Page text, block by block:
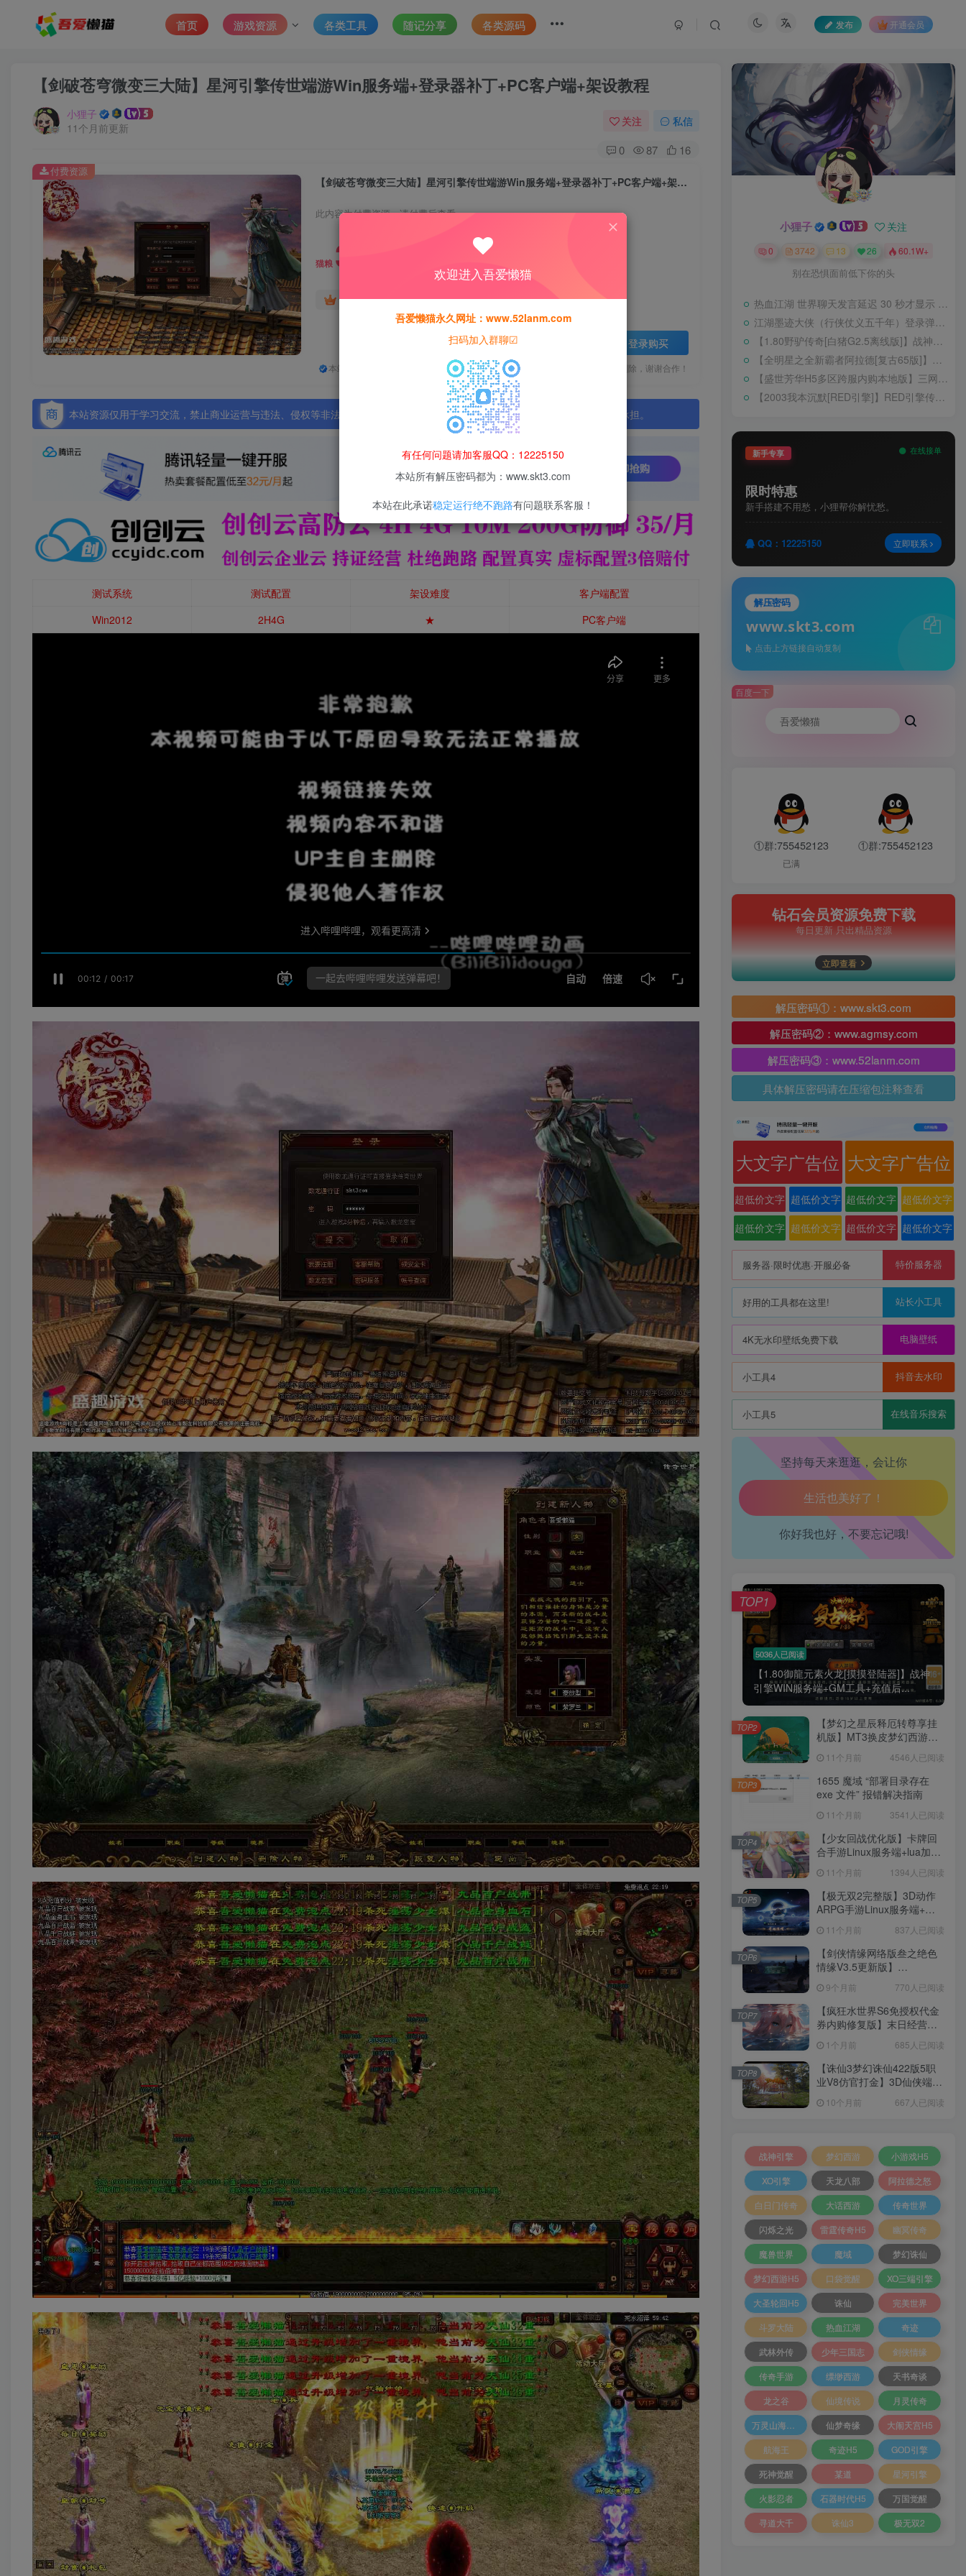
首页 游戏资源 各类工具 随记分享 各类源码 发布 开通会员
【剑破苍穹微变三大陆】星河引擎传世端游Win服务端+登录器补丁+PC客户端+架设教程
小狸子
11个月前更新
关注 私信
0 87 16
【剑破苍穹微变三大陆】星河引擎传世端游Win服务端+登录器补丁+PC客户端+架设教程
此内容为付费资源，请付费后查看
猫粮 30
黄金会员猫粮15 钻石会员免费
登录购买
本站所有资源均为网络收集整理而来，仅供学习研究使用，请在下载后24h内删除，谢谢合作！
付费资源
本站资源仅用于学习交流，禁止商业运营与违法、侵权等非法行为；资源下载后请于 24 小时内删除，违规后果由使用者自行承担。
测试系统 测试配置 架设难度
客户端配置
Win2012
2H4G ★ PC客户端
小狸子 关注
0 3742 13 26 60.1W+
别在恐惧面前低下你的头
热血江湖 世界聊天发言延迟 30 秒才显示 BUG 修复教程
江湖墨迹大侠（行侠仗义五千年）登录弹出 WELCOME 提示无法进游戏修复教程
【1.80野驴传奇[白猪G2.5离线版]】战神引擎WIN服务端+GM工具+充值后台+安卓+架设教程
【全明星之全新霸者阿拉德[复古65版]】横版闯关手游Linux服务端+配套表+WEB管理后台+GM授权后台+双端+架设教程
【盛世芳华H5多区跨服内购本地版】三网H5宫斗养成游戏Linux手工服务端+CDK授权后台+安卓+架设教程
【2003我本沉默[RED引擎]】RED引擎传奇手游WIN服务端+GM工具+安卓+架设教程
新手专享 在线接单
限时特惠
新手搭建不用愁，小狸帮你解忧愁。
QQ：12225150 立即联系
解压密码
www.skt3.com
点击上方链接自动复制
百度一下
①群:755452123
已满
①群:755452123
钻石会员资源免费下载
每日更新 只出精品资源
立即查看
解压密码①：www.skt3.com
解压密码②：www.agmsy.com
解压密码③：www.52lanm.com
具体解压密码请在压缩包注释查看
大文字广告位 大文字广告位
超低价文字
广告位
超低价文字
广告位
超低价文字
广告位
超低价文字
广告位
超低价文字
广告位
超低价文字
广告位
超低价文字
广告位
超低价文字
广告位
服务器·限时优惠·开服必备 特价服务器
好用的工具都在这里! 站长小工具
4K无水印壁纸免费下载 电脑壁纸
小工具4 抖音去水印
小工具5 在线音乐搜索
坚持每天来逛逛，会让你
生活也美好了！
心情也舒畅了！
走路也有劲了！
腿也不痛了！
腰也不酸了！
工作也轻松了！
你好我也好，不要忘记哦!
5036人已阅读
【1.80御龍元素火龙[摸摸登陆器]】战神
引擎WIN服务端+GM工具+充值后...
TOP1
【梦幻之星辰释厄转尊享挂
机版】MT3换皮梦幻西游
+源码+架设教程
11个月前 4546人已阅读
TOP2
1655 魔域 “部署目录存在
exe 文件” 报错解决指南
11个月前 3541人已阅读
TOP3
【少女回战优化版】卡牌回
合手游Linux服务端+lua加解
权后台+安卓+架设教程
11个月前 1394人已阅读
TOP4
【极无双2完整版】3D动作
ARPG手游Linux服务端+全
+加解密工具+GM授权后台
+安卓+架设教程
11个月前 837人已阅读
TOP5
【剑侠情缘网络版叁之绝色
情缘V3.5更新版】
端+GM指令+PC客户端+架设
教程
9个月前 770人已阅读
TOP6
【疯狂水世界S6免授权代金
券内购修复版】末日经营生
工具+管理后台+CDK授权后
台+安卓+架设教程
1个月前 685人已阅读
TOP7
【诛仙3梦幻诛仙422版5职
业V8仿官打金】3D仙侠端游
工具+PC客户端+架设教程
10个月前 667人已阅读
TOP8
战神引擎 梦幻西游
小游戏H5
XO引擎
天龙八部
阿拉德之怒
白日门传奇
大话西游
传奇世界
闪烁之光
雷霆传奇H5
幽冥传奇
魔兽世界
魔域
梦幻诛仙
梦幻西游H5
口袋觉醒
XO三端引擎
大圣轮回H5
诛仙
完美世界
斗罗大陆
热血江湖
奇迹
武林外传
少年三国志
剑侠情缘
传奇手游
缥缈西游
天书奇谈
龙之谷
仙境传说
月灵传奇
仙梦奇缘
大闹天宫H5
航海王
奇迹H5
GOD引擎
死神觉醒
某道
星河引擎
火影忍者
石器时代H5
万国觉醒
寻道大千
诛仙3 极无双2
欢迎进入吾爱懒猫
吾爱懒猫永久网址：www.52lanm.com
扫码加入群聊☑
有任何问题请加客服QQ：12225150
本站所有解压密码都为：www.skt3.com
本站在此承诺稳定运行绝不跑路有问题联系客服！